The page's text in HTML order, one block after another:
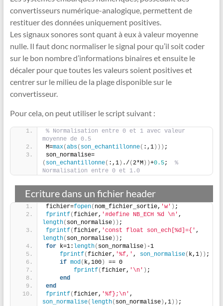
convertisseurs numérique-analogique, permettent de
restituer des données uniquement positives.
Les signaux sonores sont quant à eux à valeur moyenne
nulle. Il faut donc normaliser le signal pour qu’il soit coder
sur le bon nombre d’informations binaires et ensuite le
décaler pour que toutes les valeurs soient positives et
centrer sur le milieu de la plage disponible sur le
convertisseur.
Pour cela, on peut utiliser le script suivant :
% Normalisation entre 0 et 1 avec valeur
moyenne de 0.5
M=max(abs( son_echantillonne( :,1))) ;
son_normalise=
( son_echantillonne( :,1) ./ (2*M))+0.5; %
Normalisation entre 0 et 1.0
Ecriture dans un fichier header
fichier=fopen( nom_fichier_sortie, 'w' ) ;
fprintf(fichier, '#define NB_ECH %d \n'
length( son_normalise)) ;
fprintf(fichier, 'const float son_ech[%d]={'
length( son_normalise)) ;
for k=1: length( son_normalise) -1
fprintf(fichier, '%f,' , son_normalise( k,1)) ;
if mod( k,100)
== 0
fprintf(fichier, '\n' ) ;
end
end
fprintf(fichier, '%f};\n'
son_normalise( length( son_normalise) ,1)) ;